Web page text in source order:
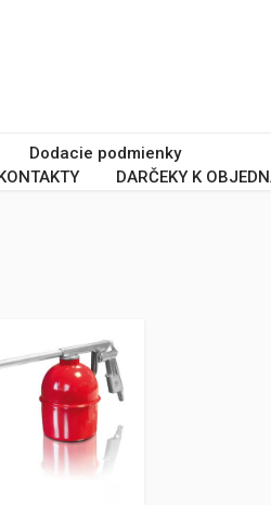
Dodacie podmienky
DARČEKY K